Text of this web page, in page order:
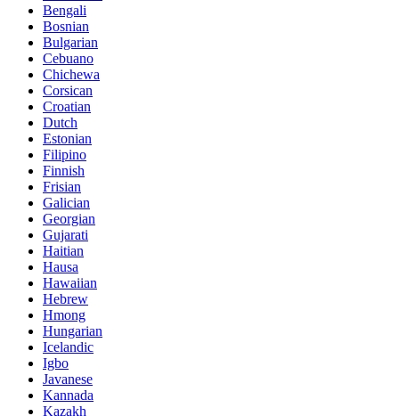
Bengali
Bosnian
Bulgarian
Cebuano
Chichewa
Corsican
Croatian
Dutch
Estonian
Filipino
Finnish
Frisian
Galician
Georgian
Gujarati
Haitian
Hausa
Hawaiian
Hebrew
Hmong
Hungarian
Icelandic
Igbo
Javanese
Kannada
Kazakh